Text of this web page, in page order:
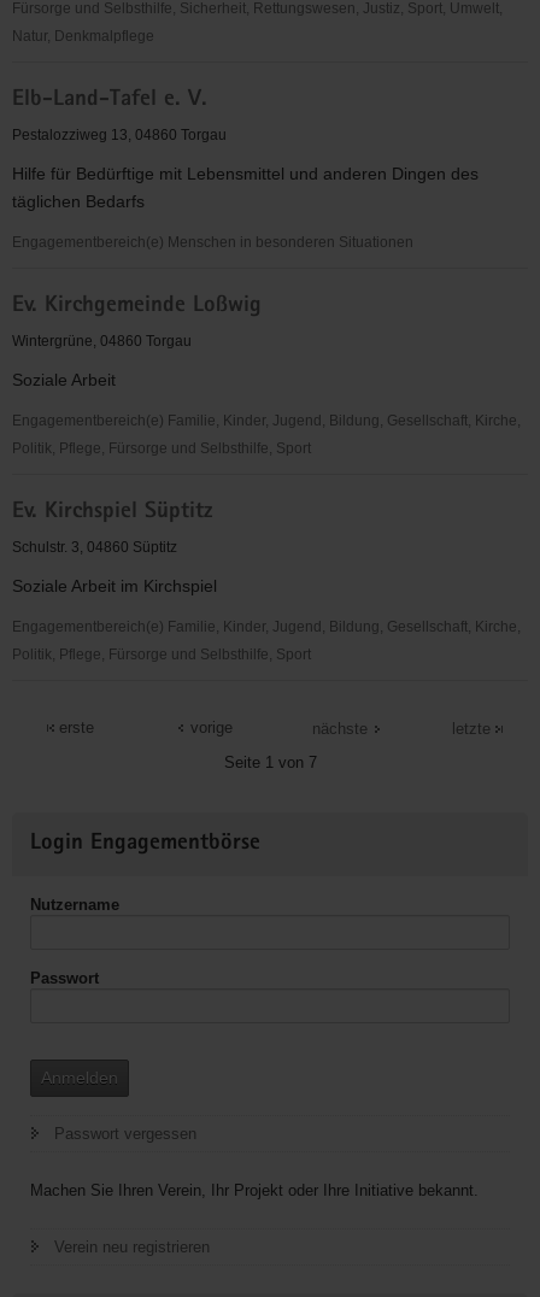
Fürsorge und Selbsthilfe, Sicherheit, Rettungswesen, Justiz, Sport, Umwelt,
Natur, Denkmalpflege
Verband
für
und
Jugendarbeit
Sachsen-
e.V.
Torgau
Elb-Land-Tafel e. V.
Pestalozziweg 13, 04860 Torgau
Hilfe für Bedürftige mit Lebensmittel und anderen Dingen des
täglichen Bedarfs
Engagementbereich(e) Menschen in besonderen Situationen
Land-
Tafel
V.
Ev. Kirchgemeinde Loßwig
Wintergrüne, 04860 Torgau
Soziale Arbeit
Engagementbereich(e) Familie, Kinder, Jugend, Bildung, Gesellschaft, Kirche,
Politik, Pflege, Fürsorge und Selbsthilfe, Sport
Kirchgemeinde
Loßwig
Ev. Kirchspiel Süptitz
Schulstr. 3, 04860 Süptitz
Soziale Arbeit im Kirchspiel
Engagementbereich(e) Familie, Kinder, Jugend, Bildung, Gesellschaft, Kirche,
Politik, Pflege, Fürsorge und Selbsthilfe, Sport
Kirchspiel
erste
vorige
Seite 1 von 7
nächste letzte
Informationen
Login Engagementbörse
Nutzername
Passwort
Anmelden
Passwort vergessen
Machen Sie Ihren Verein, Ihr Projekt oder Ihre Initiative bekannt.
Verein neu registrieren